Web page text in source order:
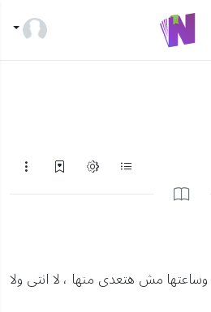
مش هتعدى منها ، لا انتى ولا